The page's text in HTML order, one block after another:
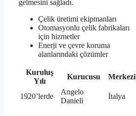
gelmesini sağladı.
Çelik üretimi ekipmanları
Otomasyonlu çelik fabrikaları
için hizmetler
Enerji ve çevre koruma
alanlarındaki çözümler
Kuruluş
Yılı
Kurucusu Merkezi
1920’lerde
Angelo
Danieli
İtalya